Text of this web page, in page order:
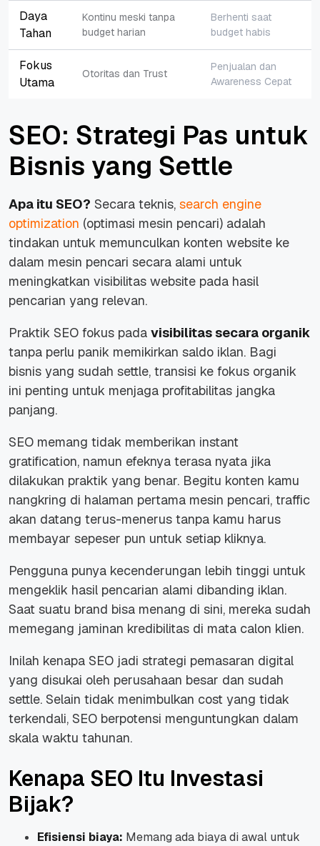
Daya
Tahan
Kontinu meski tanpa
budget harian
Berhenti saat
budget habis
Fokus
Utama
Otoritas dan Trust
Penjualan dan
Awareness Cepat
SEO: Strategi Pas untuk
Bisnis yang Settle
Apa itu SEO? Secara teknis, search engine
optimization (optimasi mesin pencari) adalah
tindakan untuk memunculkan konten website ke
dalam mesin pencari secara alami untuk
meningkatkan visibilitas website pada hasil
pencarian yang relevan.
Praktik SEO fokus pada visibilitas secara organik
tanpa perlu panik memikirkan saldo iklan. Bagi
bisnis yang sudah settle, transisi ke fokus organik
ini penting untuk menjaga profitabilitas jangka
panjang.
SEO memang tidak memberikan instant
gratification, namun efeknya terasa nyata jika
dilakukan praktik yang benar. Begitu konten kamu
nangkring di halaman pertama mesin pencari, traffic
akan datang terus-menerus tanpa kamu harus
membayar sepeser pun untuk setiap kliknya.
Pengguna punya kecenderungan lebih tinggi untuk
mengeklik hasil pencarian alami dibanding iklan.
Saat suatu brand bisa menang di sini, mereka sudah
memegang jaminan kredibilitas di mata calon klien.
Inilah kenapa SEO jadi strategi pemasaran digital
yang disukai oleh perusahaan besar dan sudah
settle. Selain tidak menimbulkan cost yang tidak
terkendali, SEO berpotensi menguntungkan dalam
skala waktu tahunan.
Kenapa SEO Itu Investasi
Bijak?
Efisiensi biaya: Memang ada biaya di awal untuk